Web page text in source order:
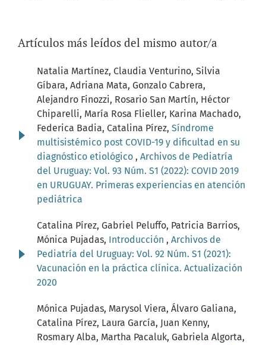
Artículos más leídos del mismo autor/a
Natalia Martínez, Claudia Venturino, Silvia
Gíbara, Adriana Mata, Gonzalo Cabrera,
Alejandro Finozzi, Rosario San Martín, Héctor
Chiparelli, María Rosa Flieller, Karina Machado,
Federica Badia, Catalina Pírez, Síndrome
multisistémico post COVID-19 y dificultad en su
diagnóstico etiológico , Archivos de Pediatría
del Uruguay: Vol. 93 Núm. S1 (2022): COVID 2019
en URUGUAY. Primeras experiencias en atención
pediátrica
Catalina Pírez, Gabriel Peluffo, Patricia Barrios,
Mónica Pujadas, Introducción , Archivos de
Pediatría del Uruguay: Vol. 92 Núm. S1 (2021):
Vacunación en la práctica clínica. Actualización
2020
Mónica Pujadas, Marysol Viera, Álvaro Galiana,
Catalina Pírez, Laura García, Juan Kenny,
Rosmary Alba, Martha Pacaluk, Gabriela Algorta,